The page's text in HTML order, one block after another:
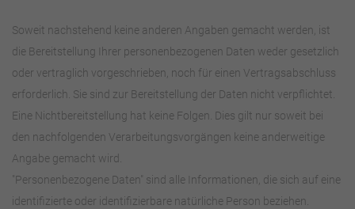
Soweit nachstehend keine anderen Angaben gemacht werden, ist
die Bereitstellung Ihrer personenbezogenen Daten weder gesetzlich
oder vertraglich vorgeschrieben, noch für einen Vertragsabschluss
erforderlich. Sie sind zur Bereitstellung der Daten nicht verpflichtet.
Eine Nichtbereitstellung hat keine Folgen. Dies gilt nur soweit bei
den nachfolgenden Verarbeitungsvorgängen keine anderweitige
Angabe gemacht wird.
"Personenbezogene Daten" sind alle Informationen, die sich auf eine
identifizierte oder identifizierbare natürliche Person beziehen.